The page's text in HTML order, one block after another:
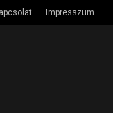
Impresszum